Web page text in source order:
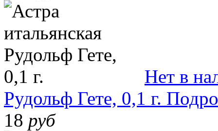
Нет в
Рудольф Гете, 0,1 г.
18 руб